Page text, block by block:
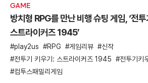
GAME
방치형 RPG를 만난 비행 슈팅 게임, ‘전
스트라이커즈 1945’
play2us RPG 게임리뷰
신작
전투기 키우기: 스트라이커즈 1945
전투기키
컴투스패밀리게임